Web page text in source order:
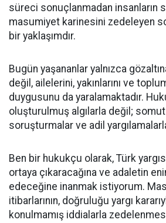
süreci sonuçlanmadan insanların
masumiyet karinesini zedeleyen
bir yaklaşımdır.
Bugün yaşananlar yalnızca
değil, ailelerini, yakınlarını ve
duygusunu da yaralamaktadır.
oluşturulmuş algılarla değil;
soruşturmalar ve adil
Ben bir hukukçu olarak, Türk
ortaya çıkaracağına ve adaletin
edeceğine inanmak istiyorum.
itibarlarının, doğruluğu yargı
konulmamış iddialarla